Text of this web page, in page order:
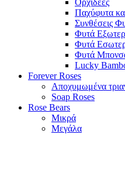
Ορχιδέες
Παχύφυτα
Συνθέσεις
Φυτά
Φυτά
Φυτά
Lucky
Forever Roses
Αποχυμωμένα
Soap Roses
Rose Βears
Μικρά
Μεγάλα